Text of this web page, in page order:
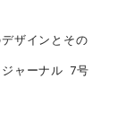
ザインとその
ャーナル 7号